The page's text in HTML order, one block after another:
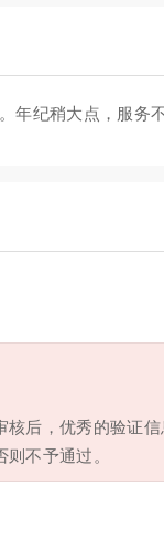
纪稍大点，服务
后，优秀的验证信
不予通过。